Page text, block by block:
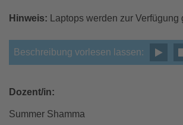
Hinweis: Laptops werden zur Verfügung
Beschreibung vorlesen lassen:
Dozent/in:
Summer Shamma